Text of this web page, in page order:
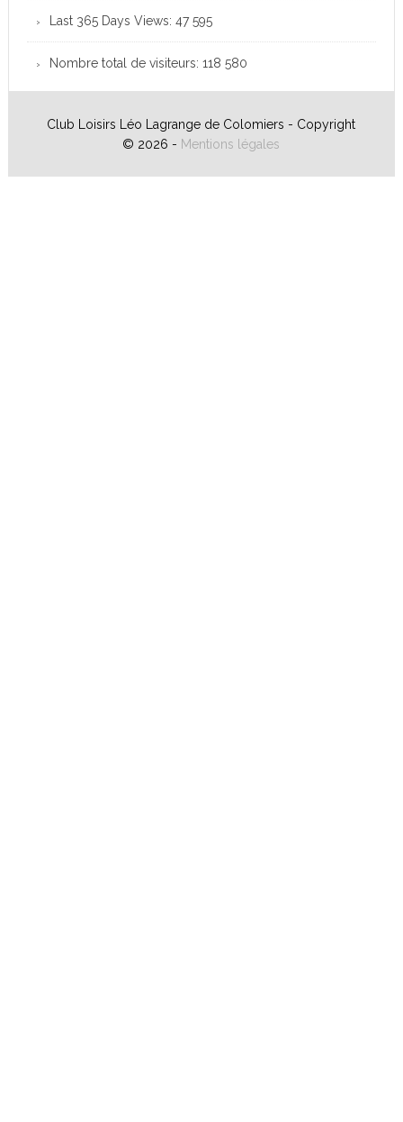
Last 365 Days Views: 47 595
Nombre total de visiteurs: 118 580
Club Loisirs Léo Lagrange de Colomiers - Copyright
© 2026 - Mentions légales